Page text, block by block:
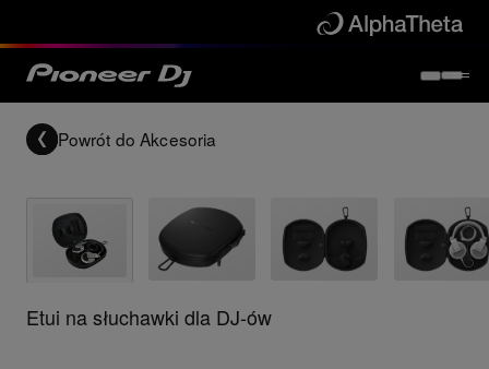
Powrót do Akcesoria
Etui na słuchawki dla DJ-ów